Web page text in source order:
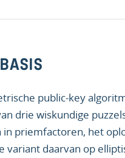
public-key
drie wiskundige
priemfactoren, het
variant daarvan op